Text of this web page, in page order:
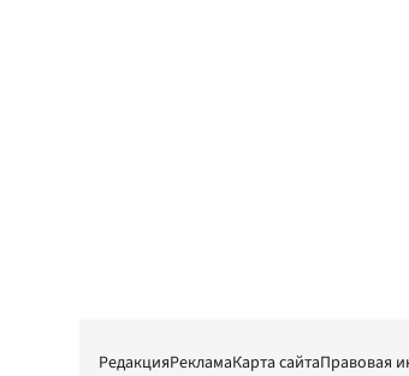
РедакцияРекламаКарта сайтаПравовая